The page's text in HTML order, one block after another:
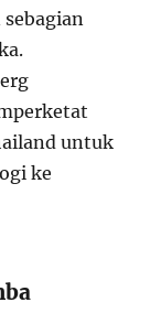
untuk
ke